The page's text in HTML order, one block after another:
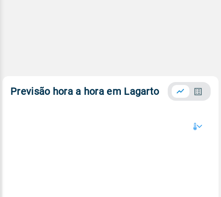
Previsão hora a hora em Lagarto